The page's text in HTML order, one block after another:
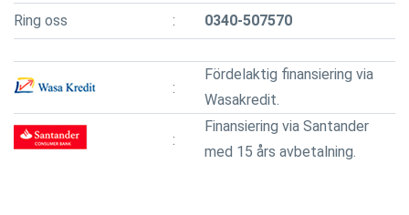
Ring oss 0340-507570
Fördelaktig finansiering via
Wasakredit.
Finansiering via Santander
med 15 års avbetalning.